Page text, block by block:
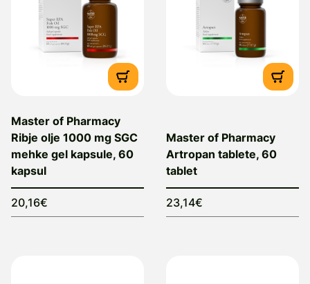
Master of Pharmacy
Ribje olje 1000 mg SGC
mehke gel kapsule, 60
kapsul
20,16€
Master of Pharmacy
Artropan tablete, 60
tablet
23,14€